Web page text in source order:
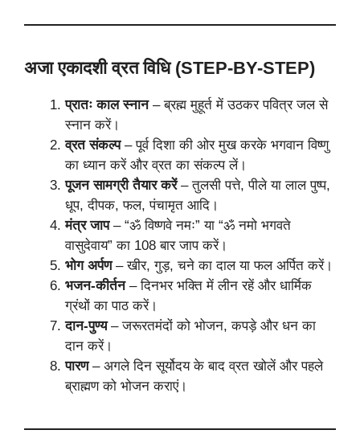
अजा एकादशी व्रत विधि (STEP-BY-STEP)
प्रातः काल स्नान– ब्रह्म मुहूर्त में उठकर पवित्र जल से
स्नान करें।
व्रत संकल्प– पूर्व दिशा की ओर मुख करके भगवान विष्णु
का ध्यान करें और व्रत का संकल्प लें।
पूजन सामग्री तैयार करें– तुलसी पत्ते, पीले या लाल पुष्प,
धूप, दीपक, फल, पंचामृत आदि।
मंत्र जाप– “ॐ विष्णवे नमः” या “ॐ नमो भगवते
वासुदेवाय” का 108 बार जाप करें।
भोग अर्पण– खीर, गुड़, चने का दाल या फल अर्पित करें।
भजन-कीर्तन– दिनभर भक्ति में लीन रहें और धार्मिक
ग्रंथों का पाठ करें।
दान-पुण्य– जरूरतमंदों को भोजन, कपड़े और धन का
दान करें।
पारण– अगले दिन सूर्योदय के बाद व्रत खोलें और पहले
ब्राह्मण को भोजन कराएं।